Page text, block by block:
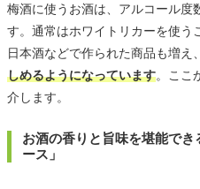
梅酒に使うお酒は、アルコール度
す。通常はホワイトリカーを使う
日本酒などで作られた商品も増え、
しめるようになっています。ここ
介します。
お酒の香りと旨味を堪能で
ース」